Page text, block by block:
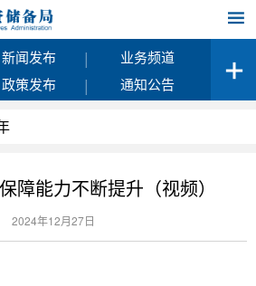
新闻发布 |
业务频道
政策发布 | 通知公告
障能力不断提升（视频）
2024年12月27日